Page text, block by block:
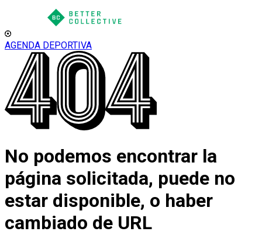
AGENDA DEPORTIVA
No podemos encontrar la
página solicitada, puede no
estar disponible, o haber
cambiado de URL